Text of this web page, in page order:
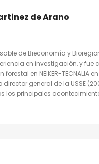
de Arano
de Bieconomía y
en investigación, y fue
en NEIKER-TECNALIA
director general de la USSE
los principales